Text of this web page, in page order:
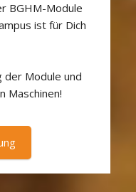
BGHM-Module
ist für Dich
der Module und
Maschinen!